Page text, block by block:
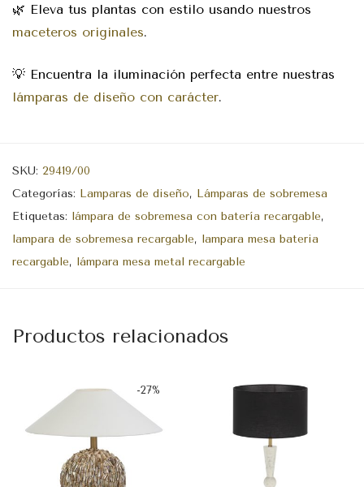
🌿 Eleva tus plantas con estilo usando nuestros
maceteros originales.
💡 Encuentra la iluminación perfecta entre nuestras
lámparas de diseño con carácter.
SKU: 29419/00
Categorías: Lamparas de diseño, Lámparas de sobremesa
Etiquetas: lámpara de sobremesa con batería recargable,
lampara de sobremesa recargable, lampara mesa bateria
recargable, lámpara mesa metal recargable
Productos relacionados
-27%